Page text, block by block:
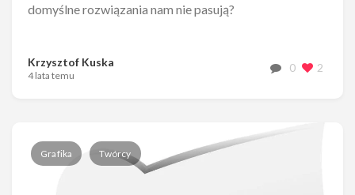
domyślne rozwiązania nam nie pasują?
Krzysztof Kuska
4 lata temu
0 2
Grafika Twórcy